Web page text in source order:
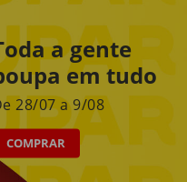
a gente
em tudo
28/07 a 9/08
COMPRAR